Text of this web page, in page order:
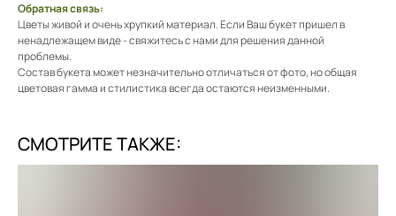
Обратная связь:
Цветы живой и очень хрупкий материал. Если Ваш букет пришел в
ненадлежащем виде - свяжитесь с нами для решения данной
проблемы.
Состав букета может незначительно отличаться от фото, но общая
цветовая гамма и стилистика всегда остаются неизменными.
СМОТРИТЕ ТАКЖЕ: